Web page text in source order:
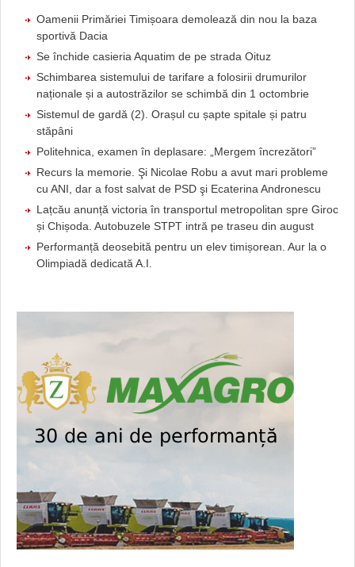
Oamenii Primăriei Timișoara demolează din nou la baza
sportivă Dacia
Se închide casieria Aquatim de pe strada Oituz
Schimbarea sistemului de tarifare a folosirii drumurilor
naționale și a autostrăzilor se schimbă din 1 octombrie
Sistemul de gardă (2). Orașul cu șapte spitale și patru
stăpâni
Politehnica, examen în deplasare: „Mergem încrezători”
Recurs la memorie. Şi Nicolae Robu a avut mari probleme
cu ANI, dar a fost salvat de PSD şi Ecaterina Andronescu
Lațcău anunță victoria în transportul metropolitan spre Giroc
și Chișoda. Autobuzele STPT intră pe traseu din august
Performanță deosebită pentru un elev timișorean. Aur la o
Olimpiadă dedicată A.I.